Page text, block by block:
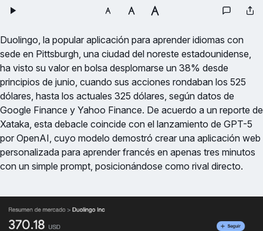
Duolingo, la popular aplicación para aprender idiomas con
sede en Pittsburgh, una ciudad del noreste estadounidense,
ha visto su valor en bolsa desplomarse un 38% desde
principios de junio, cuando sus acciones rondaban los 525
dólares, hasta los actuales 325 dólares, según datos de
Google Finance y Yahoo Finance. De acuerdo a un reporte de
Xataka, esta debacle coincide con el lanzamiento de GPT-5
por OpenAI, cuyo modelo demostró crear una aplicación web
personalizada para aprender francés en apenas tres minutos
con un simple prompt, posicionándose como rival directo.